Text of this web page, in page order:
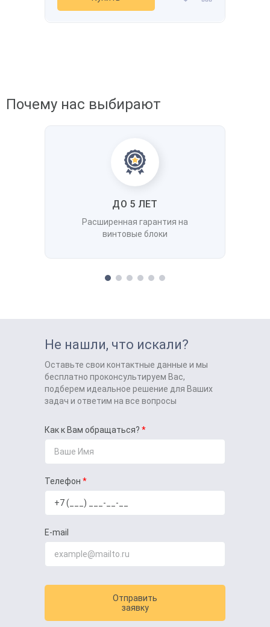
Почему нас выбирают
ДО 5 ЛЕТ
Расширенная гарантия на
винтовые блоки
Не нашли, что искали?
Оставьте свои контактные данные и мы
бесплатно проконсультируем Вас,
подберем идеальное решение для Ваших
задач и ответим на все вопросы
Как к Вам обращаться?
Телефон
E-mail
Отправить
заявку